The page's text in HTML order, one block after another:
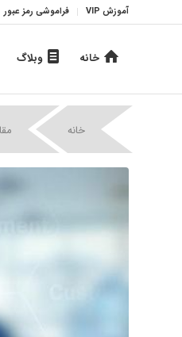
آموزش VIP فراموشی رمز عبور
خانه وبلاگ
خانه